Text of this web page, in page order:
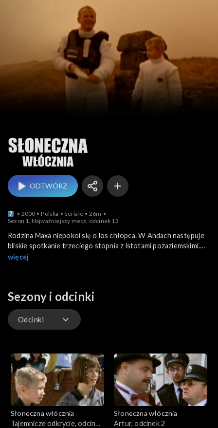
ODTWÓRZ
2000 Polska seriale
26m
Sezon 1, Najważniejszy mecz, odcinek 13
Rodzina Maxa niepokoi się o los chłopca. W Andach następuje
bliskie spotkanie trzeciego stopnia z istotami pozaziemskimi.
Maxowi zostaje odebrana magiczna moc, a Jon powraca w swój
koszykówki.
więcej
Sezony i odcinki
Odcinki
Słoneczna włócznia
Tajemnicze odkrycie, odcinek
Słoneczna włócznia
Artur, odcinek 2